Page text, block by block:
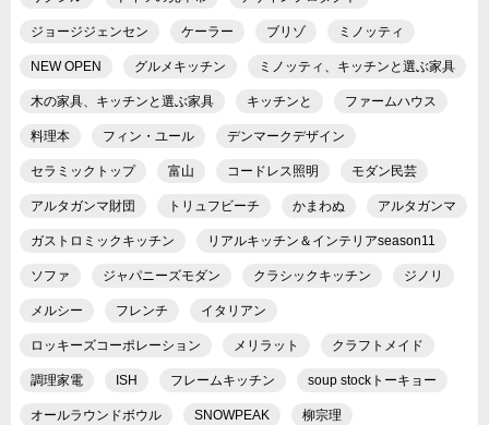
ジョージジェンセン ケーラー ブリゾ ミノッティ
NEW OPEN グルメキッチン ミノッティ、キッチンと選ぶ家具
木の家具、キッチンと選ぶ家具 キッチンと ファームハウス
料理本 フィン・ユール デンマークデザイン
セラミックトップ 富山 コードレス照明 モダン民芸
アルタガンマ財団 トリュフビーチ かまわぬ アルタガンマ
ガストロミックキッチン リアルキッチン＆インテリアseason11
ソファ ジャパニーズモダン クラシックキッチン ジノリ
メルシー フレンチ イタリアン
ロッキーズコーポレーション メリラット クラフトメイド
調理家電 ISH フレームキッチン soup stockトーキョー
オールラウンドボウル SNOWPEAK 柳宗理